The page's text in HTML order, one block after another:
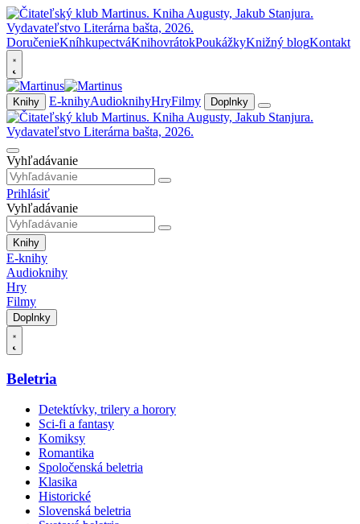
DoručenieKníhkupectváKnihovrátokPoukážkyKnižný blogKontakt
Knihy E-knihyAudioknihyHryFilmy Doplnky
Vyhľadávanie
Prihlásiť
Vyhľadávanie
Knihy
E-knihy
Audioknihy
Hry
Filmy
Doplnky
Beletria
Detektívky, trilery a horory
Sci-fi a fantasy
Komiksy
Romantika
Spoločenská beletria
Klasika
Historické
Slovenská beletria